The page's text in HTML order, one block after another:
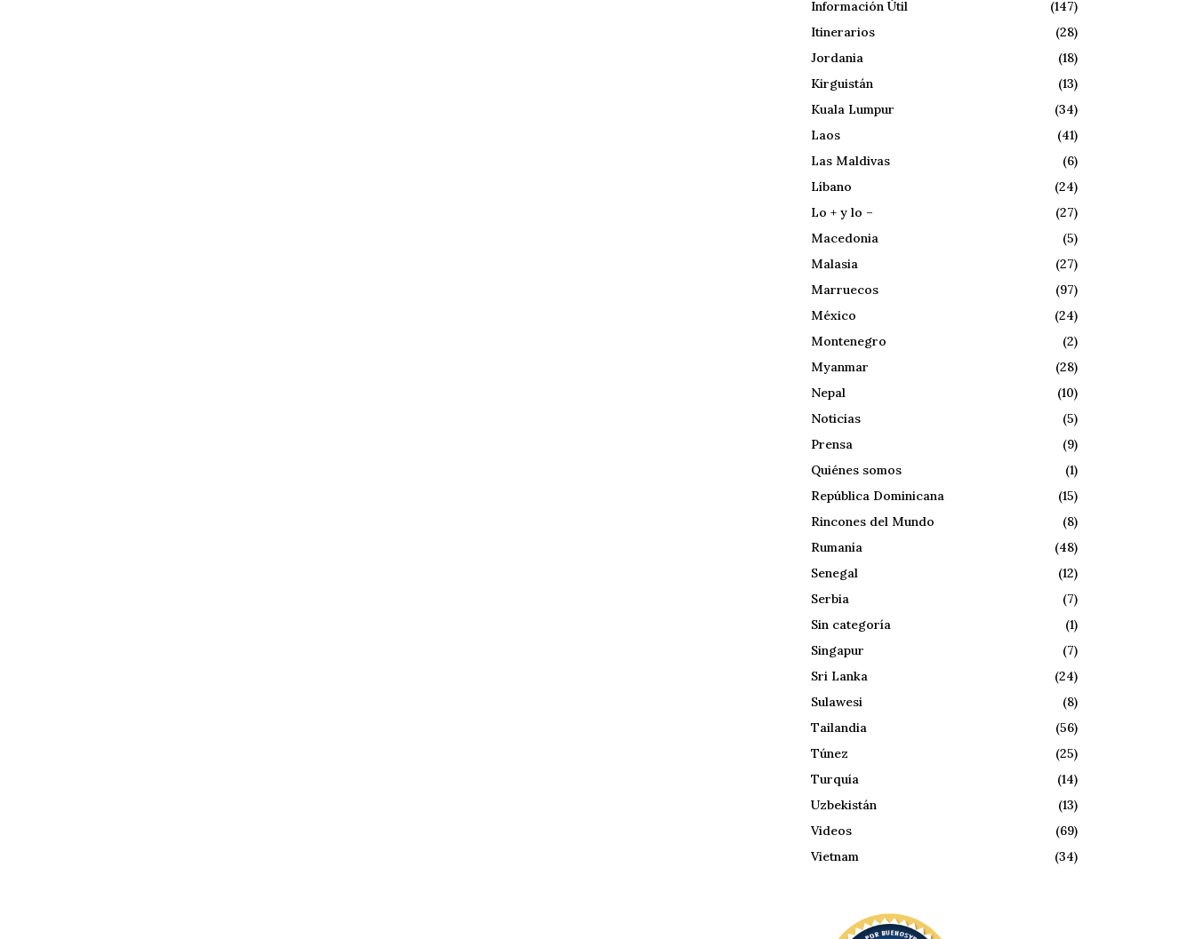
Información Útil
(147)
Itinerarios
(28)
Jordania
(18)
Kirguistán
(13)
Kuala Lumpur
(34)
Laos
(41)
Las Maldivas
(6)
Líbano
(24)
Lo + y lo –
(27)
Macedonia
(5)
Malasia
(27)
Marruecos
(97)
México
(24)
Montenegro
(2)
Myanmar
(28)
Nepal
(10)
Noticias
(5)
Prensa
(9)
Quiénes somos
(1)
República Dominicana
(15)
Rincones del Mundo
(8)
Rumanía
(48)
Senegal
(12)
Serbia
(7)
Sin categoría
(1)
Singapur
(7)
Sri Lanka
(24)
Sulawesi
(8)
Tailandia
(56)
Túnez
(25)
Turquía
(14)
Uzbekistán
(13)
Videos
(69)
Vietnam
(34)